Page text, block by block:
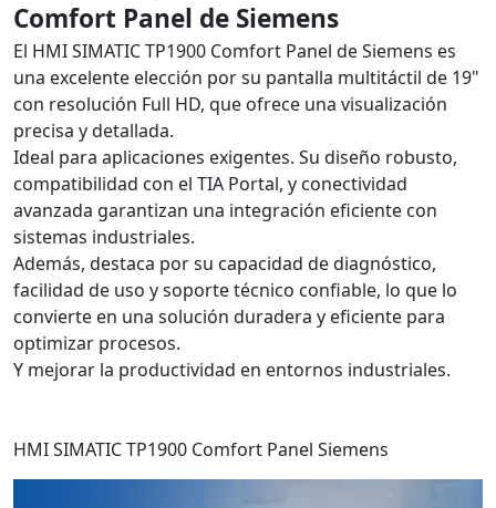
Comfort Panel de Siemens
El HMI SIMATIC TP1900 Comfort Panel de Siemens es
una excelente elección por su pantalla multitáctil de 19"
con resolución Full HD, que ofrece una visualización
precisa y detallada.
Ideal para aplicaciones exigentes. Su diseño robusto,
compatibilidad con el TIA Portal, y conectividad
avanzada garantizan una integración eficiente con
sistemas industriales.
Además, destaca por su capacidad de diagnóstico,
facilidad de uso y soporte técnico confiable, lo que lo
convierte en una solución duradera y eficiente para
optimizar procesos.
Y mejorar la productividad en entornos industriales.
HMI SIMATIC TP1900 Comfort Panel Siemens